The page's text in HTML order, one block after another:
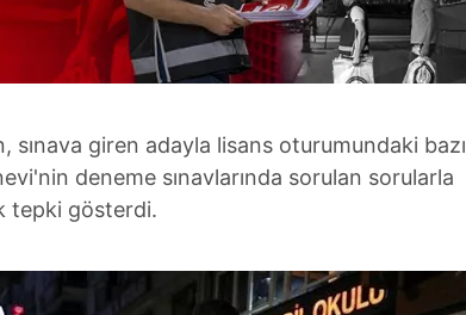
sınava giren adayla lisans oturumundaki bazı
deneme sınavlarında sorulan sorularla
tepki gösterdi.